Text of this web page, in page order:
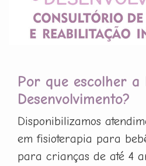
Por que escolher a
Desenvolvimento?
Disponibilizamos
em fisioterapia para
para crianças de até 4